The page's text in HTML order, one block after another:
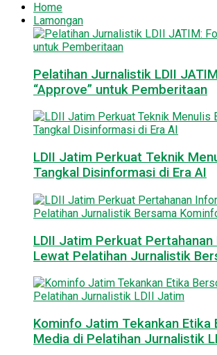
Home
Lamongan
Pelatihan Jurnalistik LDII
“Approve” untuk Pemberitaan
LDII Jatim Perkuat Teknik
Tangkal Disinformasi di Era AI
LDII Jatim Perkuat
Lewat Pelatihan Jurnalistik
Kominfo Jatim Tekankan Etika
Media di Pelatihan Jurnalistik